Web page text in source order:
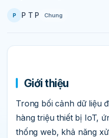
P P T P Chung
Giới thiệu
Trong bối cảnh dữ liệu
hàng triệu thiết bị IoT,
thống web, khả năng